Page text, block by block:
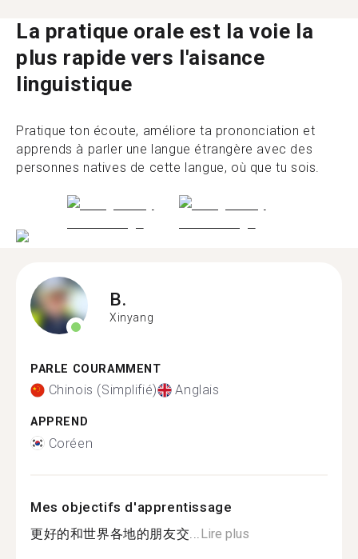
La pratique orale est la voie la
plus rapide vers l'aisance
linguistique
Pratique ton écoute, améliore ta prononciation et
apprends à parler une langue étrangère avec des
personnes natives de cette langue, où que tu sois.
B.
Xinyang
PARLE COURAMMENT
Chinois (Simplifié) Anglais
APPREND
Coréen
Mes objectifs d'apprentissage
更好的和世界各地的朋友交... Lire plus